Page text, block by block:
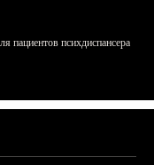
пациентов психдиспансера